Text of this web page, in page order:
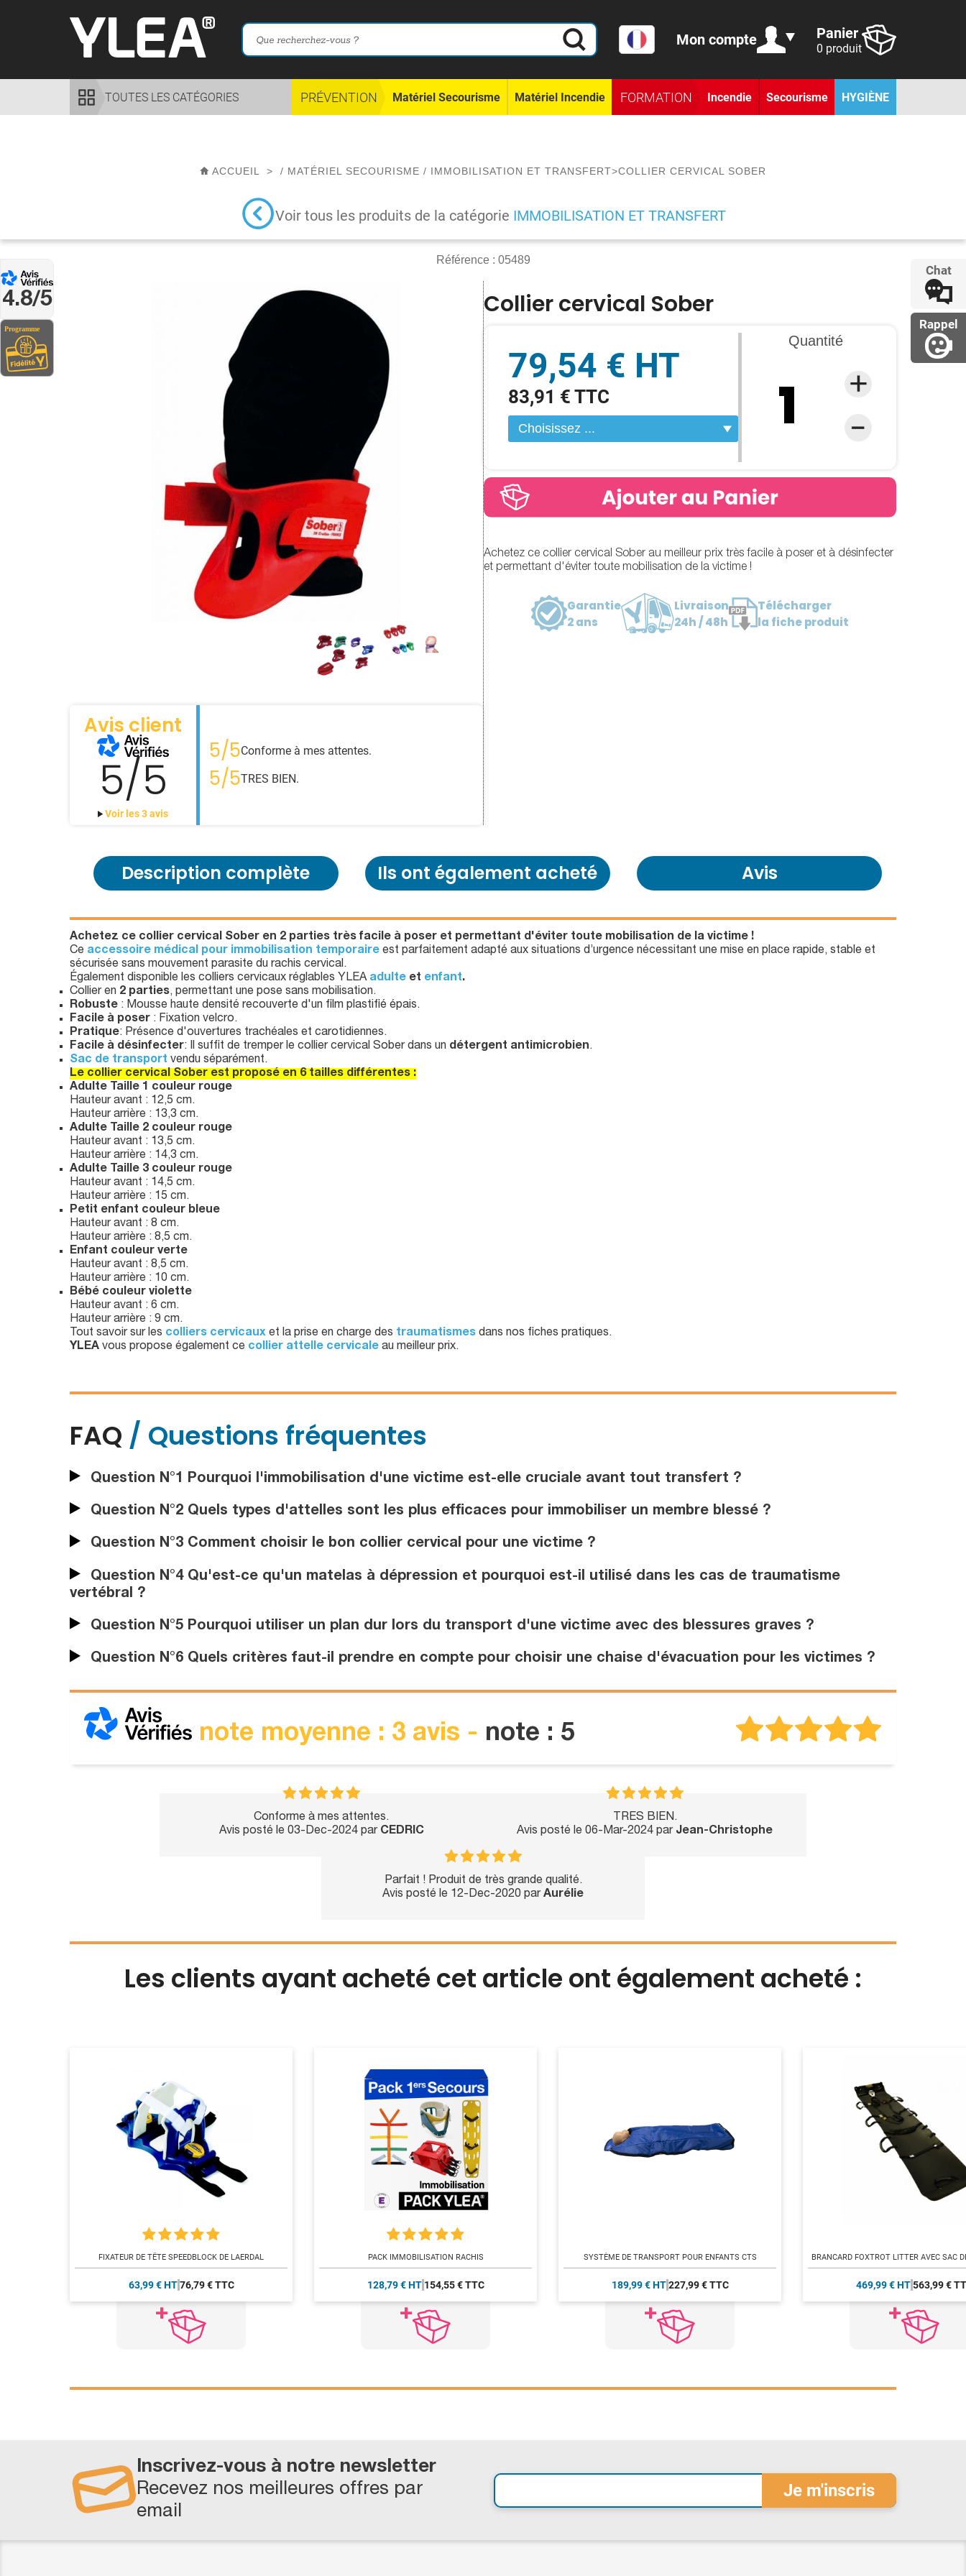
Chat
Rappel
4.8/5
Mon compte Panier
0 produit
TOUTES LES CATÉGORIES PRÉVENTION Matériel Secourisme Matériel Incendie FORMATION Incendie Secourisme HYGIÈNE
ACCUEIL > / MATÉRIEL SECOURISME / IMMOBILISATION ET TRANSFERT>COLLIER CERVICAL SOBER
Voir tous les produits de la catégorie IMMOBILISATION ET TRANSFERT
Référence : 05489
Avis client
5/5
Voir les 3 avis
5/5Conforme à mes attentes.
5/5TRES BIEN.
Collier cervical Sober
79,54 € HT
83,91 € TTC
Quantité
Achetez ce collier cervical Sober au meilleur prix très facile à poser et à désinfecter
et permettant d'éviter toute mobilisation de la victime !
Garantie
2 ans
Livraison
24h / 48h
Télécharger
la fiche produit
Description complète Ils ont également acheté Avis
Achetez ce collier cervical Sober en 2 parties très facile à poser et permettant d'éviter toute mobilisation de la victime !
Ce accessoire médical pour immobilisation temporaire est parfaitement adapté aux situations d’urgence nécessitant une mise en place rapide, stable et
sécurisée sans mouvement parasite du rachis cervical.
Également disponible les colliers cervicaux réglables YLEA adulte et enfant.
Collier en 2 parties, permettant une pose sans mobilisation.
Robuste : Mousse haute densité recouverte d'un film plastifié épais.
Facile à poser : Fixation velcro.
Pratique: Présence d'ouvertures trachéales et carotidiennes.
Facile à désinfecter: Il suffit de tremper le collier cervical Sober dans un détergent antimicrobien.
Sac de transport vendu séparément.
Le collier cervical Sober est proposé en 6 tailles différentes :
Adulte Taille 1 couleur rouge
Hauteur avant : 12,5 cm.
Hauteur arrière : 13,3 cm.
Adulte Taille 2 couleur rouge
Hauteur avant : 13,5 cm.
Hauteur arrière : 14,3 cm.
Adulte Taille 3 couleur rouge
Hauteur avant : 14,5 cm.
Hauteur arrière : 15 cm.
Petit enfant couleur bleue
Hauteur avant : 8 cm.
Hauteur arrière : 8,5 cm.
Enfant couleur verte
Hauteur avant : 8,5 cm.
Hauteur arrière : 10 cm.
Bébé couleur violette
Hauteur avant : 6 cm.
Hauteur arrière : 9 cm.
Tout savoir sur les colliers cervicaux et la prise en charge des traumatismes dans nos fiches pratiques.
YLEA vous propose également ce collier attelle cervicale au meilleur prix.
FAQ / Questions fréquentes
Question N°1 Pourquoi l'immobilisation d'une victime est-elle cruciale avant tout transfert ?
Question N°2 Quels types d'attelles sont les plus efficaces pour immobiliser un membre blessé ?
Question N°3 Comment choisir le bon collier cervical pour une victime ?
Question N°4 Qu'est-ce qu'un matelas à dépression et pourquoi est-il utilisé dans les cas de traumatisme
vertébral ?
Question N°5 Pourquoi utiliser un plan dur lors du transport d'une victime avec des blessures graves ?
Question N°6 Quels critères faut-il prendre en compte pour choisir une chaise d'évacuation pour les victimes ?
note moyenne : 3 avis - note : 5
Conforme à mes attentes.
Avis posté le 03-Dec-2024 par CEDRIC
TRES BIEN.
Avis posté le 06-Mar-2024 par Jean-Christophe
Parfait ! Produit de très grande qualité.
Avis posté le 12-Dec-2020 parAurélie
Les clients ayant acheté cet article ont également acheté :
FIXATEUR DE TÊTE SPEEDBLOCK DE LAERDAL
63,99 € HT 76,79 € TTC
PACK IMMOBILISATION RACHIS
128,79 € HT 154,55 € TTC
SYSTÈME DE TRANSPORT POUR ENFANTS CTS
189,99 € HT 227,99 € TTC
BRANCARD FOXTROT LITTER AVEC SAC
469,99 € HT 563,99 €
Inscrivez-vous à notre newsletter
Recevez nos meilleures offres par
email